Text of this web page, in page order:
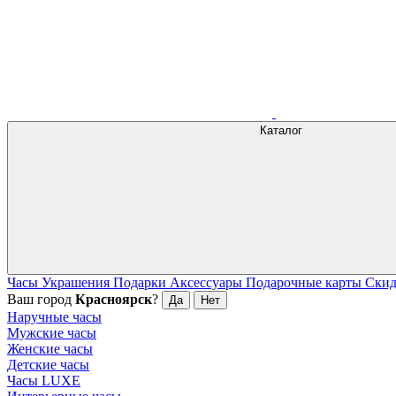
Каталог
Часы Украшения Подарки Аксессуары Подарочные карты
Ваш город Красноярск? Да Нет
Наручные часы
Мужские часы
Женские часы
Детские часы
Часы LUXE